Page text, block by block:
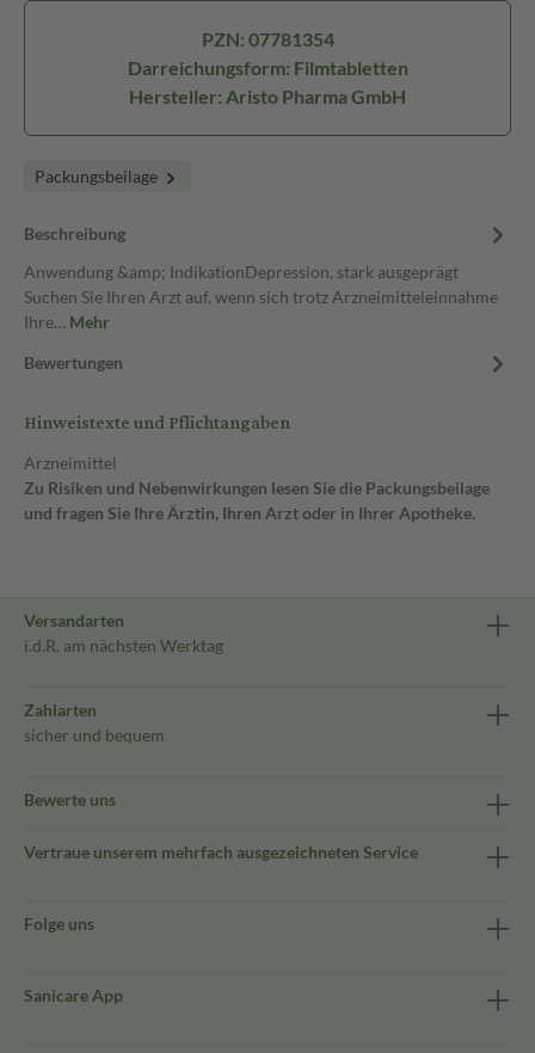
PZN: 07781354
Darreichungsform: Filmtabletten
Hersteller: Aristo Pharma GmbH
Packungsbeilage
Beschreibung
Anwendung &amp; IndikationDepression, stark ausgeprägt
Suchen Sie Ihren Arzt auf, wenn sich trotz Arzneimitteleinnahme
Ihre… Mehr
Bewertungen
Hinweistexte und Pflichtangaben
Arzneimittel
Zu Risiken und Nebenwirkungen lesen Sie die Packungsbeilage
und fragen Sie Ihre Ärztin, Ihren Arzt oder in Ihrer Apotheke.
Versandarten
i.d.R. am nächsten Werktag
Zahlarten
sicher und bequem
Bewerte uns
Vertraue unserem mehrfach ausgezeichneten Service
Folge uns
Sanicare App